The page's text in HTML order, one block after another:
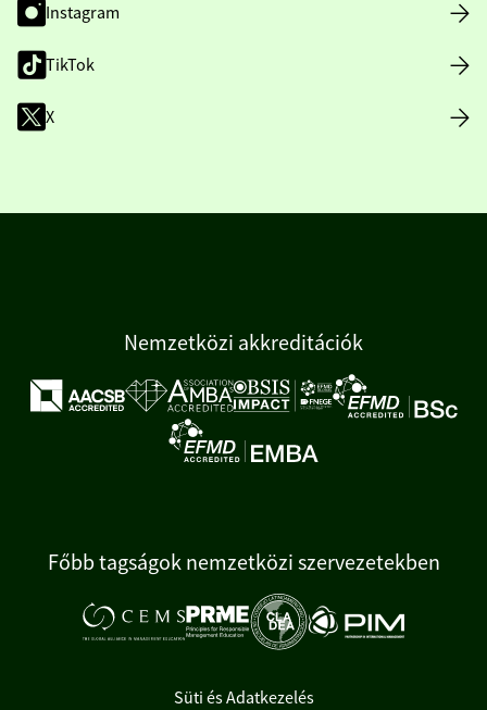
Instagram
TikTok
X
Nemzetközi akkreditációk
Főbb tagságok nemzetközi szervezetekben
Süti és Adatkezelés